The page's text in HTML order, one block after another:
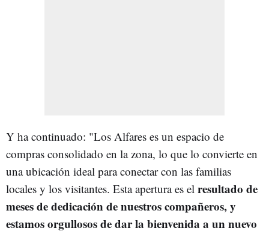
Y ha continuado: "Los Alfares es un espacio de
compras consolidado en la zona, lo que lo convierte en
una ubicación ideal para conectar con las familias
locales y los visitantes. Esta apertura es el resultado de
meses de dedicación de nuestros compañeros, y
estamos orgullosos de dar la bienvenida a un nuevo